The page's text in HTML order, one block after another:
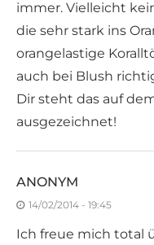
immer. Vielleicht
die sehr stark ins
orangelastige
auch bei Blush
Dir steht das auf
ausgezeichnet!
ANONYM
14/02/2014 - 19:45
Ich freue mich total